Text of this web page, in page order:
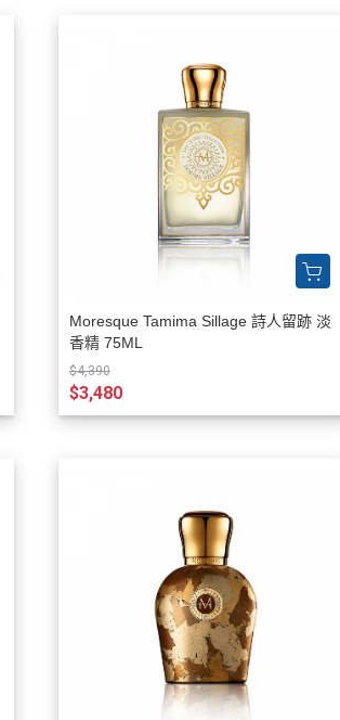
Moresque Tamima Sillage 詩人留跡 淡
香精 75ML
$4,390
$3,480